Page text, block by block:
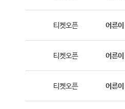
티켓오픈 어른이
티켓오픈 어른이
티켓오픈 어른이